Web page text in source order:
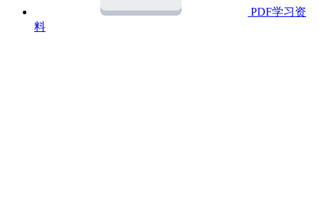
PDF学习资
料